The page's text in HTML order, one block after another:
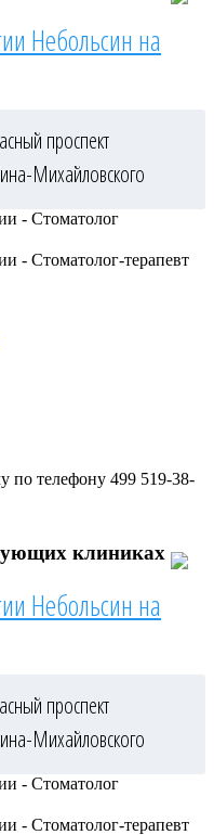
Небольсин на
проспект
Михайловского
- Стоматолог
- Стоматолог-терапевт
по телефону 499 519-38-
клиниках
Небольсин на
проспект
Михайловского
- Стоматолог
- Стоматолог-терапевт